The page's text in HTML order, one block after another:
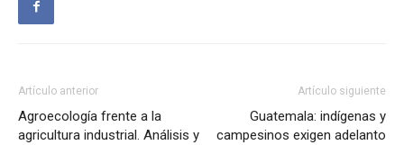
Artículo anterior
Agroecología frente a la
agricultura industrial. Análisis y
Artículo siguiente
Guatemala: indígenas y
campesinos exigen adelanto